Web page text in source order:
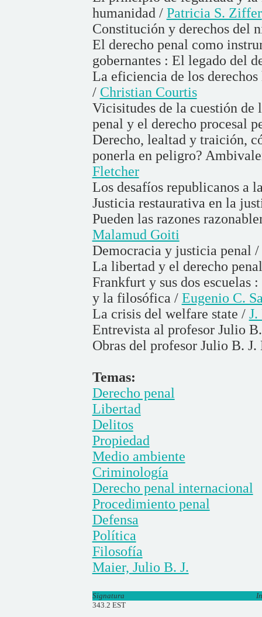
humanidad / Patricia S. Ziffer
Constitución y derechos del
El derecho penal como
gobernantes : El legado del
La eficiencia de los
/ Christian Courtis
Vicisitudes de la cuestión de
penal y el derecho procesal
Derecho, lealtad y traición,
ponerla en peligro?
Fletcher
Los desafíos republicanos a
Justicia restaurativa en la
Pueden las razones
Malamud Goiti
Democracia y justicia penal /
La libertad y el derecho
Frankfurt y sus dos escuelas
y la filosófica / Eugenio C.
La crisis del welfare state / J.
Entrevista al profesor Julio
Obras del profesor Julio B. J.
Temas:
Derecho penal
Libertad
Delitos
Propiedad
Medio ambiente
Criminología
Derecho penal internacional
Procedimiento penal
Defensa
Política
Filosofía
Maier, Julio B. J.
Signatura
343.2 EST